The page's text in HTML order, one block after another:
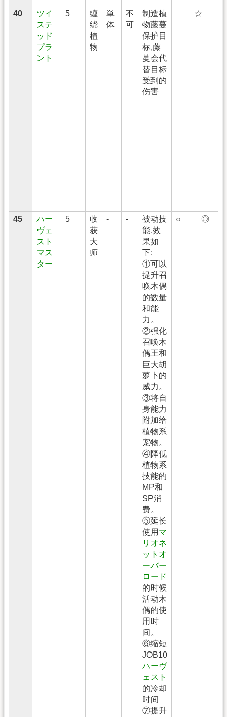
40
ツイ
ステ
ッド
プラ
ント
5
缠
绕
植
物
単
体
不
可
制造植
物藤蔓
保护目
标,藤
蔓会代
替目标
受到的
伤害
☆
45
ハー
ヴェ
スト
マス
ター
5
收
获
大
师
- -
被动技
能,效
果如
下:
①可以
提升召
唤木偶
的数量
和能
力。
②强化
召唤木
偶王和
巨大胡
萝卜的
威力。
③将自
身能力
附加给
植物系
宠物。
④降低
植物系
技能的
MP和
SP消
费。
⑤延长
使用 マ
リオネ
ットオ
ーバー
ロード
的时候
活动木
偶的使
用时
间。
⑥缩短
JOB10
ハーヴ
ェスト
的冷却
时间
⑦提升
○ ◎